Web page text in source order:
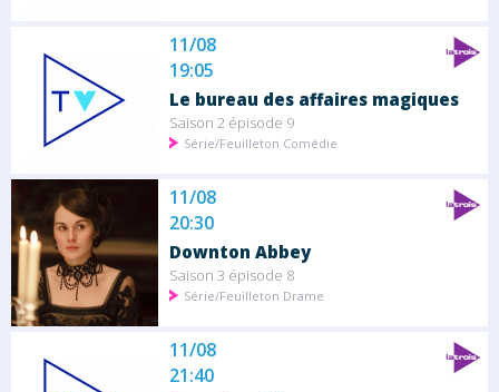
11/08
19:05
Le bureau des affaires magiques
Saison 2 épisode 9
Série/Feuilleton Comédie
11/08
20:30
Downton Abbey
Saison 3 épisode 8
Série/Feuilleton Drame
11/08
21:40